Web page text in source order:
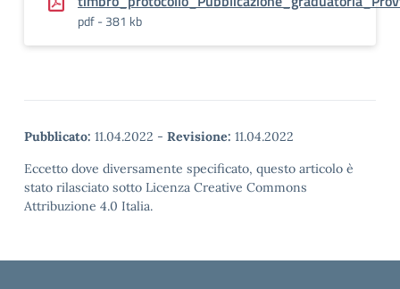
pdf - 381 kb
Pubblicato: 11.04.2022 - Revisione: 11.04.2022
Eccetto dove diversamente specificato, questo articolo è
stato rilasciato sotto Licenza Creative Commons
Attribuzione 4.0 Italia.